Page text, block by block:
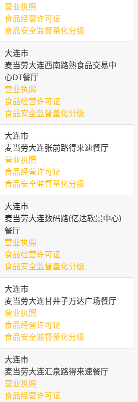
营业执照
食品经营许可证
食品安全监督量化分级
大连市
麦当劳大连西南路熟食品交易中
心DT餐厅
营业执照
食品经营许可证
食品安全监督量化分级
大连市
麦当劳大连张前路得来速餐厅
营业执照
食品经营许可证
食品安全监督量化分级
大连市
麦当劳大连数码路(亿达软景中心)
餐厅
营业执照
食品经营许可证
食品安全监督量化分级
大连市
麦当劳大连甘井子万达广场餐厅
营业执照
食品经营许可证
食品安全监督量化分级
大连市
麦当劳大连汇泉路得来速餐厅
营业执照
食品经营许可证